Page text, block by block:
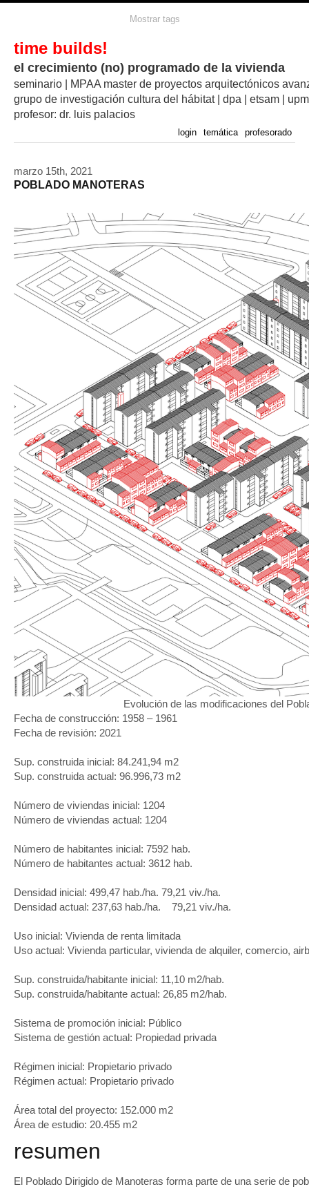
Mostrar tags
time builds!
el crecimiento (no) programado de la vivienda
seminario | MPAA master de proyectos arquitectónicos
grupo de investigación cultura del hábitat | dpa | etsam | upm
profesor: dr. luis palacios
login temática profesorado
marzo 15th, 2021
POBLADO MANOTERAS
Evolución de las modificaciones del
Fecha de construcción: 1958 – 1961
Fecha de revisión: 2021
Sup. construida inicial: 84.241,94 m2
Sup. construida actual: 96.996,73 m2
Número de viviendas inicial: 1204
Número de viviendas actual: 1204
Número de habitantes inicial: 7592 hab.
Número de habitantes actual: 3612 hab.
Densidad inicial: 499,47 hab./ha. 79,21 viv./ha.
Densidad actual: 237,63 hab./ha. 79,21 viv./ha.
Uso inicial: Vivienda de renta limitada
Uso actual: Vivienda particular, vivienda de alquiler, comercio,
Sup. construida/habitante inicial: 11,10 m2/hab.
Sup. construida/habitante actual: 26,85 m2/hab.
Sistema de promoción inicial: Público
Sistema de gestión actual: Propiedad privada
Régimen inicial: Propietario privado
Régimen actual: Propietario privado
Área total del proyecto: 152.000 m2
Área de estudio: 20.455 m2
resumen
El Poblado Dirigido de Manoteras forma parte de una serie de